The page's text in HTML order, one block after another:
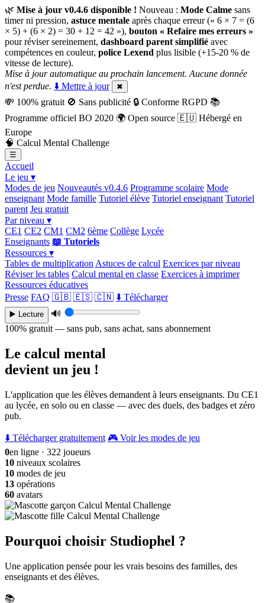
🌿 Mise à jour v0.4.6 disponible ! Nouveau : Mode Calme sans
timer ni pression, astuce mentale après chaque erreur (« 6 × 7 = (6
× 5) + (6 × 2) = 30 + 12 = 42 »), bouton « Refaire mes erreurs »
pour réviser sereinement, dashboard parent simplifié avec
compétences en couleur, police Lexend plus lisible (+15-20 % de
vitesse de lecture).
Mise à jour automatique au prochain lancement. Aucune donnée
n'est perdue. ⬇️ Mettre à jour ✖
💸 100% gratuit 🚫 Sans publicité 🔒 Conforme RGPD 📚
Programme officiel BO 2020 🌍 Open source 🇪🇺 Hébergé en
Europe
🧠 Calcul Mental Challenge
☰
Accueil
Le jeu ▾
Modes de jeu Nouveautés v0.4.6 Programme scolaire Mode
enseignant Mode famille Tutoriel élève Tutoriel enseignant Tutoriel
parent Jeu gratuit
Par niveau ▾
CE1 CE2 CM1 CM2 6ème Collège Lycée
Enseignants 📖 Tutoriels
Ressources ▾
Tables de multiplication Astuces de calcul Exercices par niveau
Réviser les tables Calcul mental en classe Exercices à imprimer
Ressources éducatives
Presse FAQ 🇬🇧 🇪🇸 🇨🇳 ⬇️ Télécharger
▶️ Lecture
🔊
100% gratuit — sans pub, sans achat, sans abonnement
Le calcul mental
devient un jeu !
L'application que les élèves demandent à leurs enseignants. Du CE1
au lycée, en solo ou en classe — avec des duels, des badges et zéro
pub.
⬇️ Télécharger gratuitement 🎮 Voir les modes de jeu
0en ligne · 322 joueurs
10 niveaux scolaires
10 modes de jeu
13 opérations
60 avatars
Pourquoi choisir Studiophel ?
Une application pensée pour les vrais besoins des familles, des
enseignants et des élèves.
📚